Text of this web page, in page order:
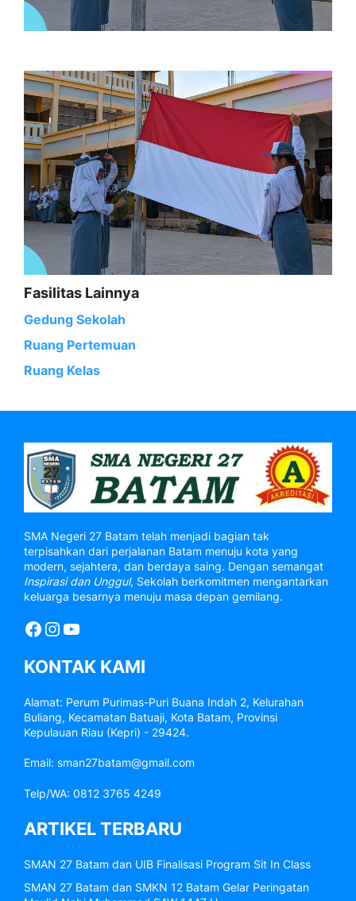
Fasilitas Lainnya
Gedung Sekolah
Ruang Pertemuan
Ruang Kelas
SMA Negeri 27 Batam telah menjadi bagian tak
terpisahkan dari perjalanan Batam menuju kota yang
modern, sejahtera, dan berdaya saing. Dengan semangat
Inspirasi dan Unggul, Sekolah berkomitmen mengantarkan
keluarga besarnya menuju masa depan gemilang.
Facebook
Instagram
YouTube
KONTAK KAMI
Alamat: Perum Purimas-Puri Buana Indah 2, Kelurahan
Buliang, Kecamatan Batuaji, Kota Batam, Provinsi
Kepulauan Riau (Kepri) - 29424.
Email: sman27batam@gmail.com
Telp/WA: 0812 3765 4249
ARTIKEL TERBARU
SMAN 27 Batam dan UIB Finalisasi Program Sit In Class
SMAN 27 Batam dan SMKN 12 Batam Gelar Peringatan